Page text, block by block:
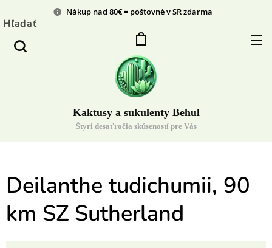
Nákup nad 80€ = poštovné v SR zdarma
Kaktusy a sukulenty Behul
Štyri desaťročia skúseností pre Vás
Hľadať
Deilanthe tudichumii, 90
km SZ Sutherland